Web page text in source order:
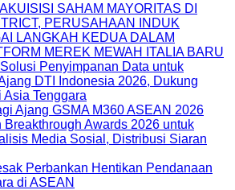
SAHAM MAYORITAS DI
PERUSAHAAN INDUK
LANGKAH KEDUA DALAM
MEREK MEWAH ITALIA BARU
Penyimpanan Data untuk
DTI Indonesia 2026, Dukung
Asia Tenggara
Ajang GSMA M360 ASEAN 2026
Awards 2026 untuk
Media Sosial, Distribusi Siaran
Perbankan Hentikan Pendanaan
di ASEAN